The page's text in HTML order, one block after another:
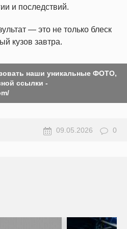
и последствий.
— это не только блеск
кузов завтра.
наши уникальные ФОТО,
ссылки -
09.05.2026 0